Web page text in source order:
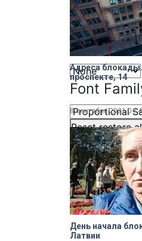
Font Size
Text
Font
Resetrestore
Close Modal
End of dialog
Адреса
проспекте, 14
8 сентября 2021
День начала
Латвии